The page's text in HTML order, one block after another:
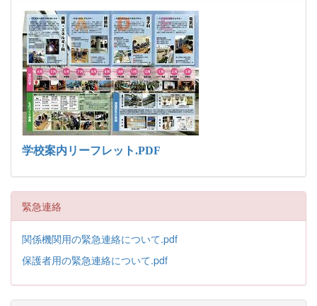
学校案内リーフレット.PDF
緊急連絡
関係機関用の緊急連絡について.pdf
保護者用の緊急連絡について.pdf